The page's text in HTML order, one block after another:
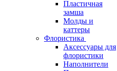
Пластичная
замша
Молды и
каттеры
Флористика
Аксессуары для
флористики
Наполнители